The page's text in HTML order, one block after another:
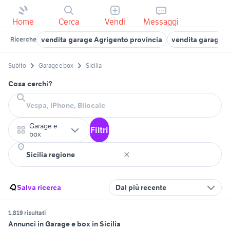
Home Cerca Vendi Messaggi
Ricerche vendita garage Agrigento provincia vendita garage
Subito Garage e box Sicilia
Cosa cerchi?
Garage e
box
Filtri
Salva ricerca Dal più recente
1.819 risultati
Annunci in Garage e box in Sicilia